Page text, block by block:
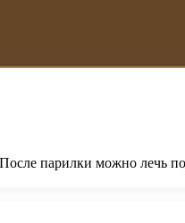
парилки можно лечь